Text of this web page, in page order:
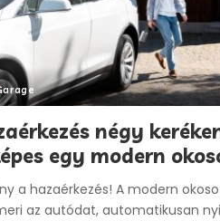
négy
egy modern
a hazaérkezés! A modern
az autódat, automatikusan